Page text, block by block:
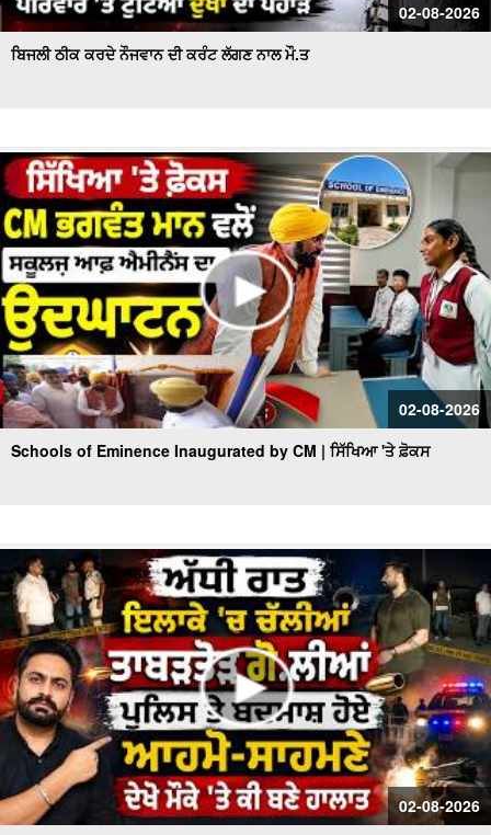
02-08-2026
ਬਿਜਲੀ ਠੀਕ ਕਰਦੇ ਨੌਜਵਾਨ ਦੀ ਕਰੰਟ ਲੱਗਣ ਨਾਲ ਮੌ.ਤ
02-08-2026
Schools of Eminence Inaugurated by CM | ਸਿੱਖਿਆ 'ਤੇ ਫ਼ੋਕਸ
02-08-2026